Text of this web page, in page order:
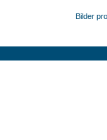
Bilder